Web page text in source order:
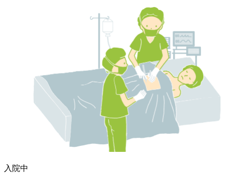
入院中